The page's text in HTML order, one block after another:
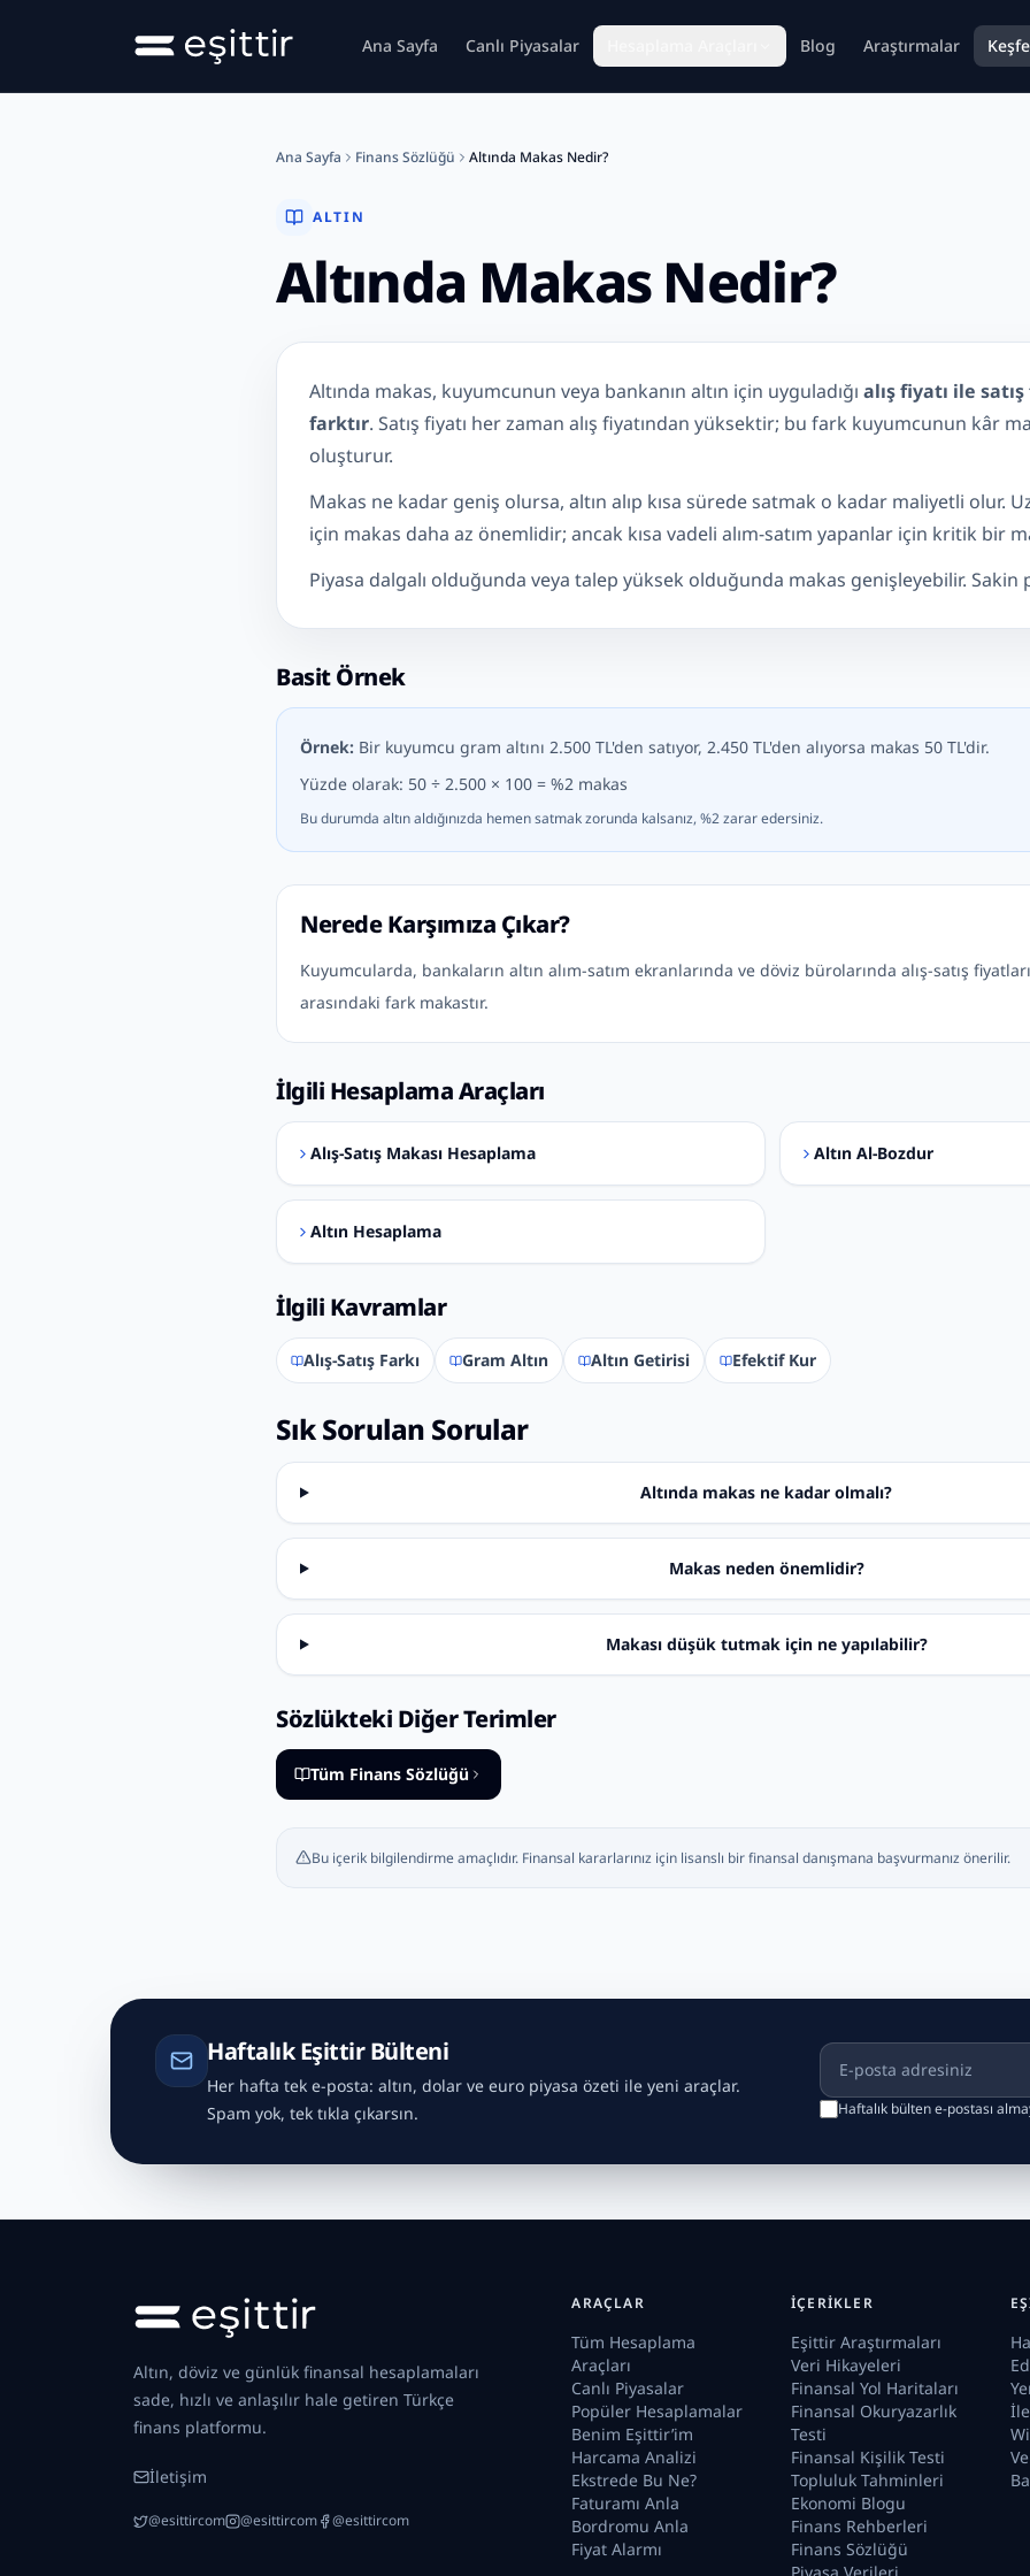
Ana içeriğe geç Ana Sayfa Canlı Piyasalar Blog Araştırmalar
Ana Sayfa Finans Sözlüğü Altında Makas Nedir?
ALTIN
Altında Makas Nedir?
Altında Makas Nedir?
Altında makas, kuyumcunun veya bankanın altın için uyguladığı alış fiyatı ile
farktır. Satış fiyatı her zaman alış fiyatından yüksektir; bu fark kuyumcunun kâr
oluşturur.
Makas ne kadar geniş olursa, altın alıp kısa sürede satmak o kadar maliyetli olur.
için makas daha az önemlidir; ancak kısa vadeli alım-satım yapanlar için kritik bir
Piyasa dalgalı olduğunda veya talep yüksek olduğunda makas genişleyebilir. Sakin
Basit Örnek
Örnek: Bir kuyumcu gram altını 2.500 TL'den satıyor, 2.450 TL'den alıyorsa makas 50 TL'dir.
Yüzde olarak: 50 ÷ 2.500 × 100 = %2 makas
Bu durumda altın aldığınızda hemen satmak zorunda kalsanız, %2 zarar edersiniz.
Nerede Karşımıza Çıkar?
Kuyumcularda, bankaların altın alım-satım ekranlarında ve döviz bürolarında alış-satış
arasındaki fark makastır.
İlgili Hesaplama Araçları
Alış-Satış Makası Hesaplama Altın Al-Bozdur
Altın Hesaplama
İlgili Kavramlar
Alış-Satış Farkı Gram Altın Altın Getirisi Efektif Kur
Sık Sorulan Sorular
Altında makas ne kadar olmalı?
Makas neden önemlidir?
Makası düşük tutmak için ne yapılabilir?
Sözlükteki Diğer Terimler
Tüm Finans Sözlüğü
Bu içerik bilgilendirme amaçlıdır. Finansal kararlarınız için lisanslı bir finansal danışmana başvurmanız önerilir.
Haftalık Eşittir Bülteni
Her hafta tek e-posta: altın, dolar ve euro piyasa özeti ile yeni araçlar.
Spam yok, tek tıkla çıkarsın.
E-posta adresiniz
Haftalık bülten e-postası
Altın, döviz ve günlük finansal hesaplamaları
sade, hızlı ve anlaşılır hale getiren Türkçe
finans platformu.
İletişim
@esittircom @esittircom @esittircom
ARAÇLAR
Tüm Hesaplama
Araçları
Canlı Piyasalar
Popüler Hesaplamalar
Benim Eşittir’im
Harcama Analizi
Ekstrede Bu Ne?
Faturamı Anla
Bordromu Anla
Fiyat Alarmı
İÇERIKLER
Eşittir Araştırmaları
Veri Hikayeleri
Finansal Yol Haritaları
Finansal Okuryazarlık
Testi
Finansal Kişilik Testi
Topluluk Tahminleri
Ekonomi Blogu
Finans Rehberleri
Finans Sözlüğü